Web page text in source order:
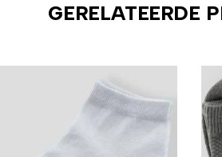
GERELATEERDE